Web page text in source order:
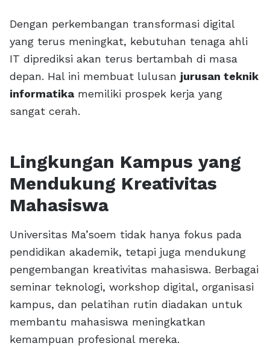
Dengan perkembangan transformasi digital
yang terus meningkat, kebutuhan tenaga ahli
IT diprediksi akan terus bertambah di masa
depan. Hal ini membuat lulusan jurusan teknik
informatika memiliki prospek kerja yang
sangat cerah.
Lingkungan Kampus yang
Mendukung Kreativitas
Mahasiswa
Universitas Ma’soem tidak hanya fokus pada
pendidikan akademik, tetapi juga mendukung
pengembangan kreativitas mahasiswa. Berbagai
seminar teknologi, workshop digital, organisasi
kampus, dan pelatihan rutin diadakan untuk
membantu mahasiswa meningkatkan
kemampuan profesional mereka.